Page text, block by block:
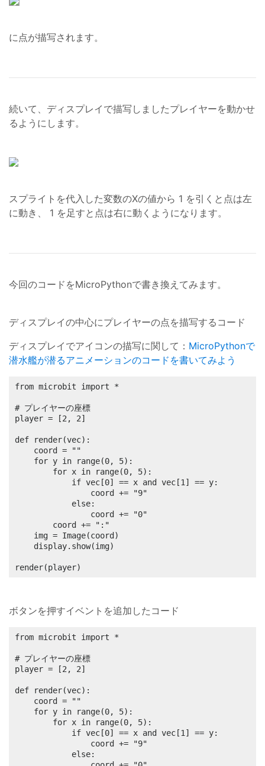
に点が描写されます。
続いて、ディスプレイで描写しましたプレイヤーを動かせ
るようにします。
スプライトを代入した変数のXの値から 1 を引くと点は左
に動き、 1 を足すと点は右に動くようになります。
今回のコードをMicroPythonで書き換えてみます。
ディスプレイの中心にプレイヤーの点を描写するコード
ディスプレイでアイコンの描写に関して： MicroPythonで
潜水艦が潜るアニメーションのコードを書いてみよう
from microbit import *
# プレイヤーの座標
player = [2, 2]
def render(vec):
render(player)
ボタンを押すイベントを追加したコード
from microbit import *
# プレイヤーの座標
player = [2, 2]
def render(vec):